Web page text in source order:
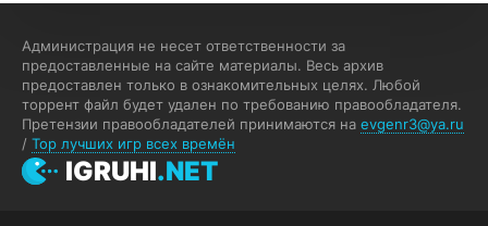
если эта для пс а не для пк какого лешего вы пишите
на пк !!!!! Сука ебланойды космические вы напишите
блять на пк с установлением Эмулятора сука калеки на
мозг блять последней стадии
Fannie
13.07.26
F IGRUHI.NET
Администрация не несет ответственности за
предоставленные на сайте материалы. Весь архив
предоставлен только в ознакомительных целях. Любой
торрент файл будет удален по требованию правообладателя.
Претензии правообладателей принимаются на evgenr3@ya.ru
/ Top лучших игр всех времён